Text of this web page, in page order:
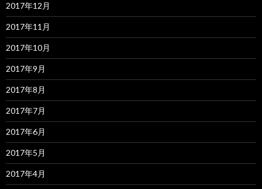
2017年12月
2017年11月
2017年10月
2017年9月
2017年8月
2017年7月
2017年6月
2017年5月
2017年4月